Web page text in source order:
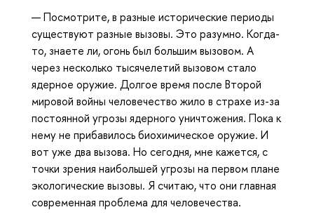
— Посмотрите, в разные исторические периоды
существуют разные вызовы. Это разумно. Когда-
то, знаете ли, огонь был большим вызовом. А
через несколько тысячелетий вызовом стало
ядерное оружие. Долгое время после Второй
мировой войны человечество жило в страхе из-за
постоянной угрозы ядерного уничтожения. Пока к
нему не прибавилось биохимическое оружие. И
вот уже два вызова. Но сегодня, мне кажется, с
точки зрения наибольшей угрозы на первом плане
экологические вызовы. Я считаю, что они главная
современная проблема для человечества.